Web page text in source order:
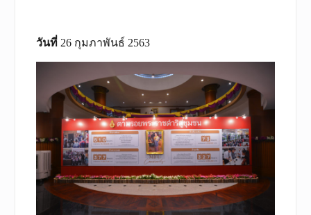
วันที่26 กุมภาพันธ์ 2563